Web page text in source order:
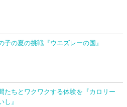
子の夏の挑戦『ウエズレーの国』
たちとワクワクする体験を『カロリー
し』